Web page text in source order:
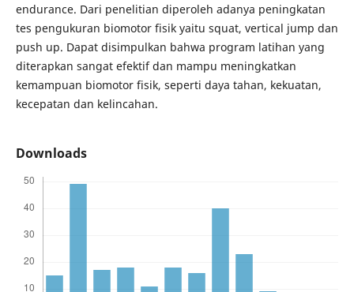
endurance. Dari penelitian diperoleh adanya peningkatan
tes pengukuran biomotor fisik yaitu squat, vertical jump dan
push up. Dapat disimpulkan bahwa program latihan yang
diterapkan sangat efektif dan mampu meningkatkan
kemampuan biomotor fisik, seperti daya tahan, kekuatan,
kecepatan dan kelincahan.
Downloads